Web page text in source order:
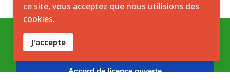
Accord de licence ouverte
ce site, vous acceptez que nous utilisions des
cookies.
J'accepte